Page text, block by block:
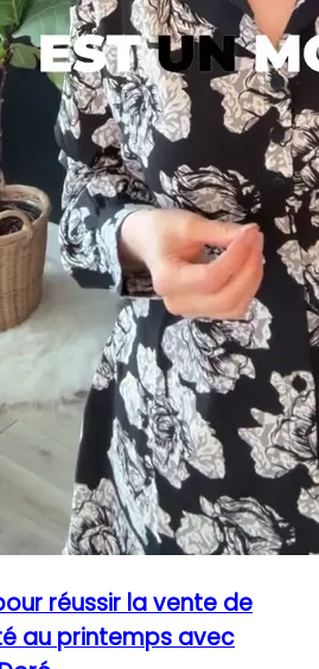
réussir la vente de
au printemps avec